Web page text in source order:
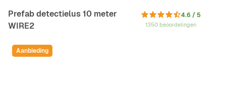
Prefab detectielus 10 meter
WIRE2
4.6 / 5
1350 beoordelingen
Aanbieding